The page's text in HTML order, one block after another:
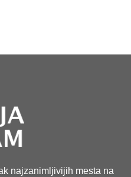
najzanimljivijih mesta na